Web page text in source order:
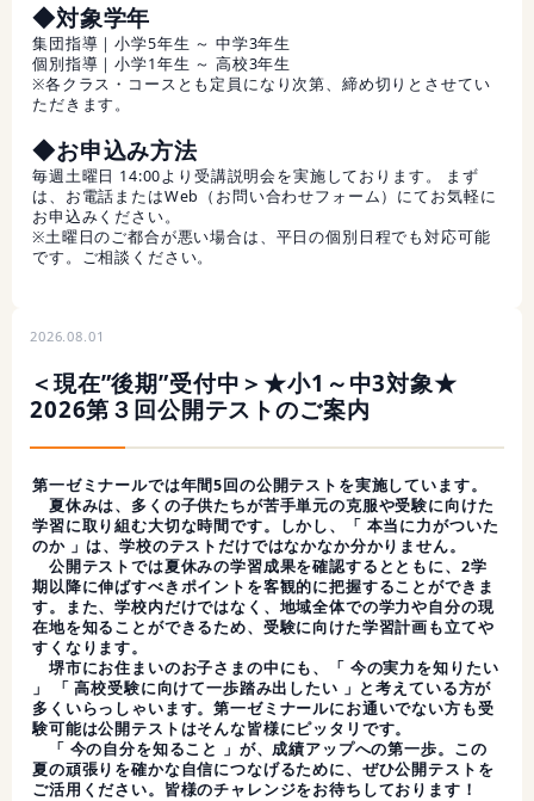
◆対象学年
集団指導｜小学5年生 ～ 中学3年生
個別指導｜小学1年生 ～ 高校3年生
※各クラス・コースとも定員になり次第、締め切りとさせてい
ただきます。
◆お申込み方法
毎週土曜日 14:00より受講説明会を実施しております。 まず
は、お電話またはWeb（お問い合わせフォーム）にてお気軽に
お申込みください。
※土曜日のご都合が悪い場合は、平日の個別日程でも対応可能
です。ご相談ください。
2026.08.01
＜現在”後期”受付中＞★小1～中3対象★
2026第３回公開テストのご案内
第一ゼミナールでは年間5回の公開テストを実施しています。
夏休みは、多くの子供たちが苦手単元の克服や受験に向けた
学習に取り組む大切な時間です。しかし、「 本当に力がついた
のか 」は、学校のテストだけではなかなか分かりません。
公開テストでは夏休みの学習成果を確認するとともに、2学
期以降に伸ばすべきポイントを客観的に把握することができま
す。また、学校内だけではなく、地域全体での学力や自分の現
在地を知ることができるため、受験に向けた学習計画も立てや
すくなります。
堺市にお住まいのお子さまの中にも、「 今の実力を知りたい
」 「 高校受験に向けて一歩踏み出したい 」と考えている方が
多くいらっしゃいます。第一ゼミナールにお通いでない方も受
験可能は公開テストはそんな皆様にピッタリです。
「 今の自分を知ること 」が、成績アップへの第一歩。この
夏の頑張りを確かな自信につなげるために、ぜひ公開テストを
ご活用ください。皆様のチャレンジをお待ちしております！